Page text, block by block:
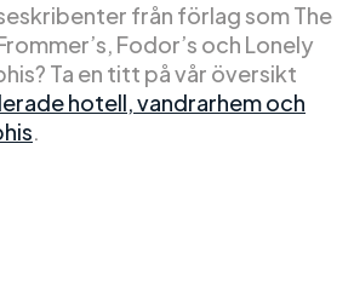
från förlag som The
Fodor’s och Lonely
Ta en titt på vår översikt
hotell, vandrarhem och
.